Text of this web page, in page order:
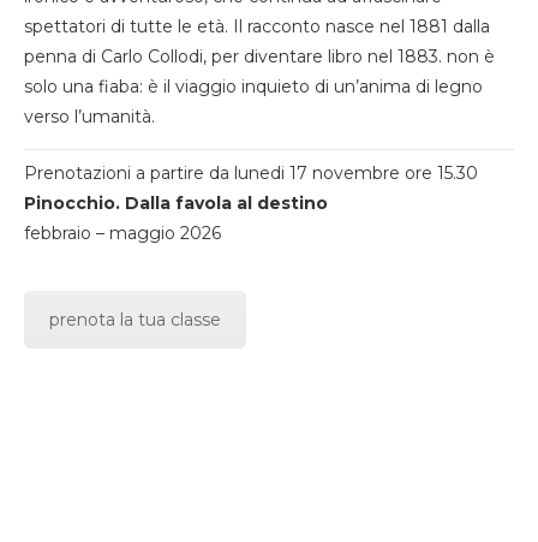
spettatori di tutte le età. Il racconto nasce nel 1881 dalla
penna di Carlo Collodi, per diventare libro nel 1883. non è
solo una fiaba: è il viaggio inquieto di un’anima di legno
verso l’umanità.
Prenotazioni a partire da lunedi 17 novembre ore 15.30
Pinocchio. Dalla favola al destino
febbraio – maggio 2026
prenota la tua classe